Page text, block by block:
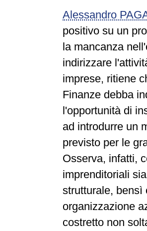
Alessandro
positivo su un
la mancanza
indirizzare
imprese, ritiene
Finanze debba
l'opportunità di
ad introdurre un
previsto per le
Osserva, infatti,
imprenditoriali
strutturale, bensì
organizzazione
costretto non